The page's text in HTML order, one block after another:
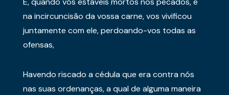
na incircuncisão da vossa carne, vos vivificou
juntamente com ele, perdoando-vos todas as
ofensas,
Havendo riscado a cédula que era contra nós
nas suas ordenanças, a qual de alguma maneira